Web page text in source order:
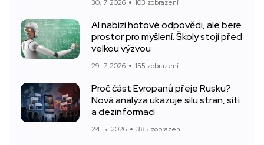
30. 7. 2026 103 zobrazení
AI nabízí hotové odpovědi, ale bere
prostor pro myšlení. Školy stojí před
velkou výzvou
29. 7. 2026 155 zobrazení
Proč část Evropanů přeje Rusku?
Nová analýza ukazuje sílu stran, sítí
a dezinformací
24. 5. 2026 385 zobrazení